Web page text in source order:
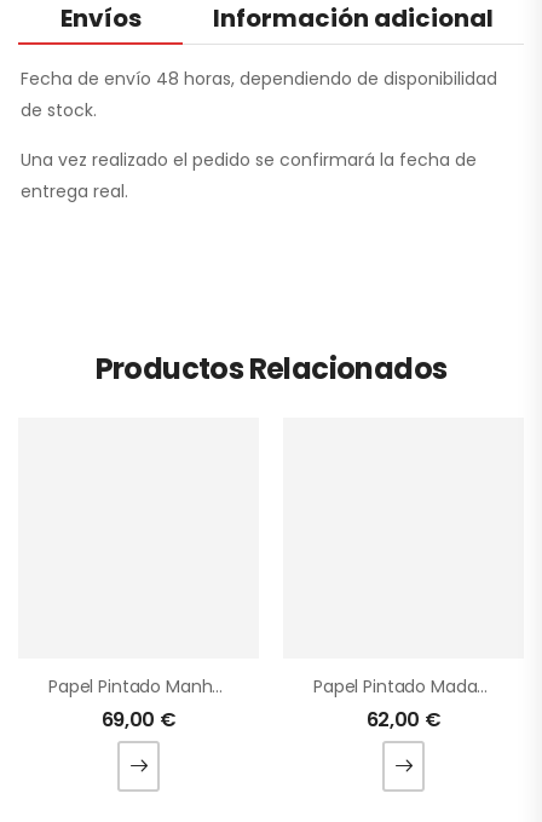
Envíos Información adicional
Fecha de envío 48 horas, dependiendo de disponibilidad
de stock.
Una vez realizado el pedido se confirmará la fecha de
entrega real.
Productos Relacionados
Papel Pintado Manhattan
69,00 €
Papel Pintado Madagascar
62,00 €